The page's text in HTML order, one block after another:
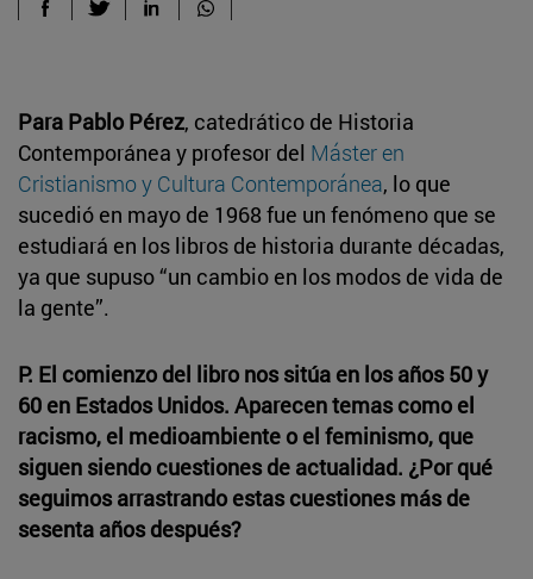
Para Pablo Pérez, catedrático de Historia
Contemporánea y profesor del Máster en
Cristianismo y Cultura Contemporánea, lo que
sucedió en mayo de 1968 fue un fenómeno que se
estudiará en los libros de historia durante décadas,
ya que supuso “un cambio en los modos de vida de
la gente”.
P. El comienzo del libro nos sitúa en los años 50 y
60 en Estados Unidos. Aparecen temas como el
racismo, el medioambiente o el feminismo, que
siguen siendo cuestiones de actualidad. ¿Por qué
seguimos arrastrando estas cuestiones más de
sesenta años después?